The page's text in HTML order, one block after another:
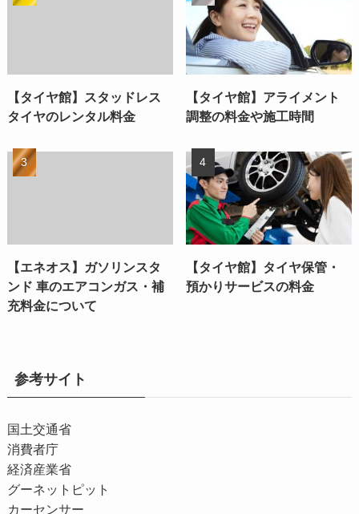
【タイヤ館】スタッドレス
タイヤのレンタル料金
【タイヤ館】アライメント
調整の料金や施工時間
【エネオス】ガソリンスタ
ンド 車のエアコンガス・補
充料金について
【タイヤ館】タイヤ保管・
預かりサービスの料金
参考サイト
国土交通省
消費者庁
経済産業省
グーネットピット
カーセンサー